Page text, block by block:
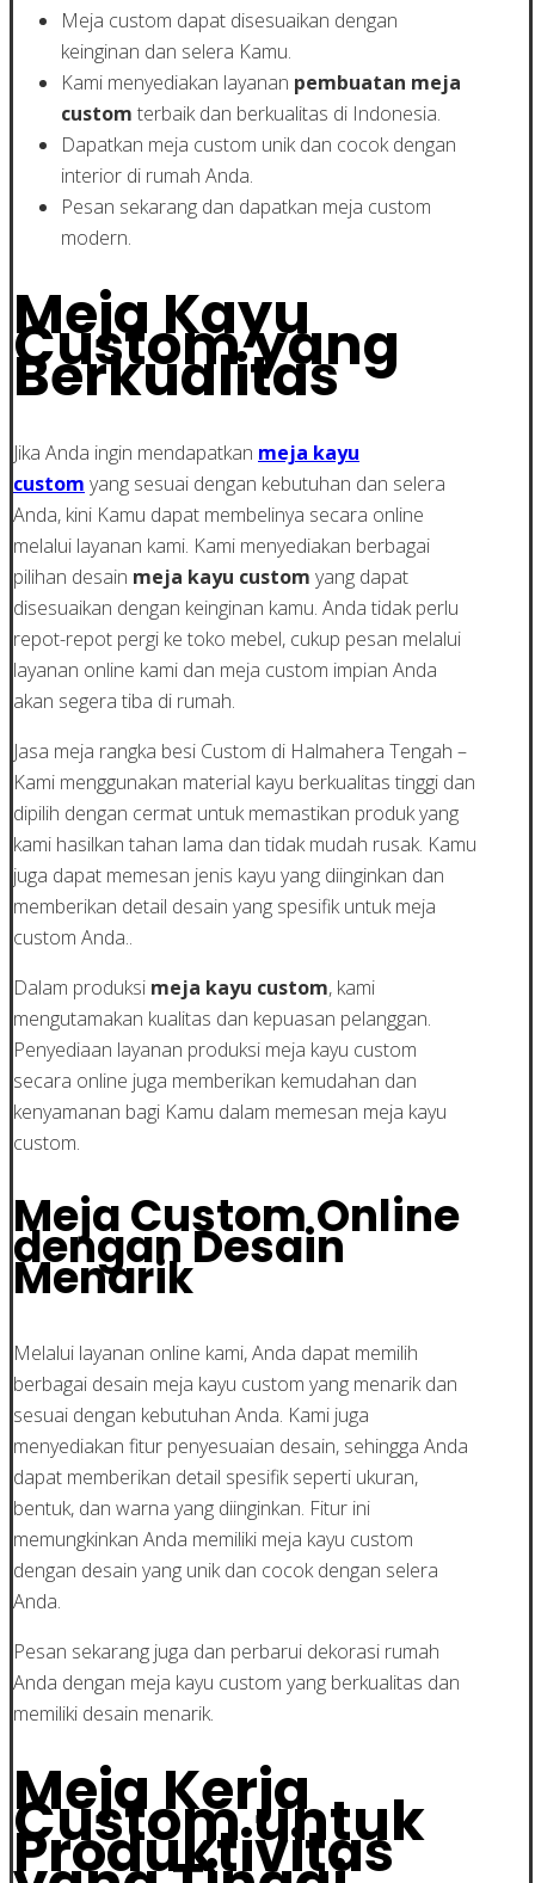
Meja custom dapat disesuaikan dengan
keinginan dan selera Kamu.
Kami menyediakan layanan pembuatan meja
custom terbaik dan berkualitas di Indonesia.
Dapatkan meja custom unik dan cocok dengan
interior di rumah Anda.
Pesan sekarang dan dapatkan meja custom
modern.
Meja Kayu
Custom yang
Berkualitas
Jika Anda ingin mendapatkan meja kayu
custom yang sesuai dengan kebutuhan dan selera
Anda, kini Kamu dapat membelinya secara online
melalui layanan kami. Kami menyediakan berbagai
pilihan desain meja kayu custom yang dapat
disesuaikan dengan keinginan kamu. Anda tidak perlu
repot-repot pergi ke toko mebel, cukup pesan melalui
layanan online kami dan meja custom impian Anda
akan segera tiba di rumah.
Jasa meja rangka besi Custom di Halmahera Tengah –
Kami menggunakan material kayu berkualitas tinggi dan
dipilih dengan cermat untuk memastikan produk yang
kami hasilkan tahan lama dan tidak mudah rusak. Kamu
juga dapat memesan jenis kayu yang diinginkan dan
memberikan detail desain yang spesifik untuk meja
custom Anda..
Dalam produksi meja kayu custom, kami
mengutamakan kualitas dan kepuasan pelanggan.
Penyediaan layanan produksi meja kayu custom
secara online juga memberikan kemudahan dan
kenyamanan bagi Kamu dalam memesan meja kayu
custom.
Meja Custom Online
dengan Desain
Menarik
Melalui layanan online kami, Anda dapat memilih
berbagai desain meja kayu custom yang menarik dan
sesuai dengan kebutuhan Anda. Kami juga
menyediakan fitur penyesuaian desain, sehingga Anda
dapat memberikan detail spesifik seperti ukuran,
bentuk, dan warna yang diinginkan. Fitur ini
memungkinkan Anda memiliki meja kayu custom
dengan desain yang unik dan cocok dengan selera
Anda.
Pesan sekarang juga dan perbarui dekorasi rumah
Anda dengan meja kayu custom yang berkualitas dan
memiliki desain menarik.
Meja Kerja
Custom untuk
Produktivitas